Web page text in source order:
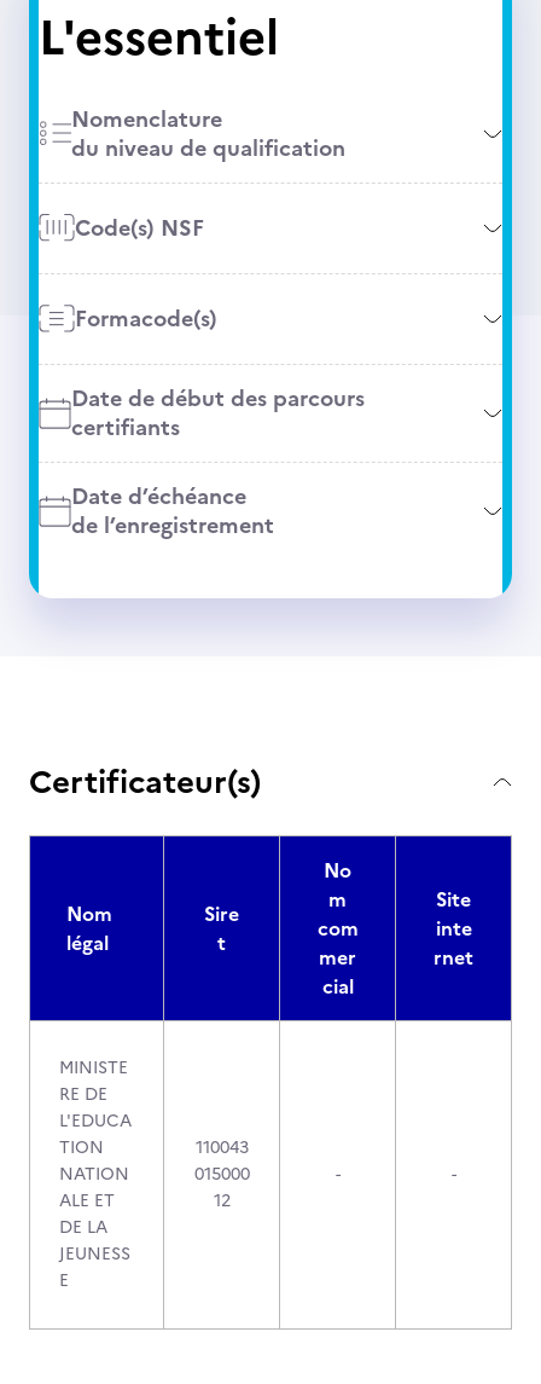
L'essentiel
Nomenclature
du niveau de qualification
Code(s) NSF
Formacode(s)
Date de début des parcours
certifiants
Date d’échéance
de l’enregistrement
Certificateur(s)
Nom
légal
Sire
t
No
m
com
mer
cial
Site
inte
rnet
MINISTE
RE DE
L'EDUCA
TION
NATION
ALE ET
DE LA
JEUNESS
E
110043
015000
12
- -